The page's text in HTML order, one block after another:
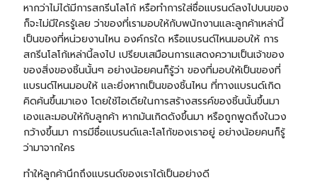
หากว่าไม่ได้มีการสกรีนโลโก้ หรือทำการใส่ชื่อแบรนด์ลงไปบนของ
ก็จะไม่มีใครรู้เลย ว่าของที่เรามอบให้กับพนักงานและลูกค้าเหล่านี้
เป็นของที่หน่วยงานไหน องค์กรใด หรือแบรนด์ไหนมอบให้ การ
สกรีนโลโก้เหล่านี้ลงไป เปรียบเสมือนการแสดงความเป็นเจ้าของ
ของสิ่งของชิ้นนั้นๆ อย่างน้อยคนก็รู้ว่า ของที่มอบให้เป็นของที่
แบรนด์ไหนมอบให้ และยิ่งหากเป็นของชิ้นไหน ที่ทางแบรนด์เกิด
คิดค้นขึ้นมาเอง โดยใช้ไอเดียในการสร้างสรรค์ของชิ้นนั้นขึ้นมา
เองและมอบให้กับลูกค้า หากมันเกิดดังขึ้นมา หรือถูกพูดถึงในวง
กว้างขึ้นมา การมีชื่อแบรนด์และโลโก้ของเราอยู่ อย่างน้อยคนก็รู้
ว่ามาจากใคร
ทำให้ลูกค้านึกถึงแบรนด์ของเราได้เป็นอย่างดี